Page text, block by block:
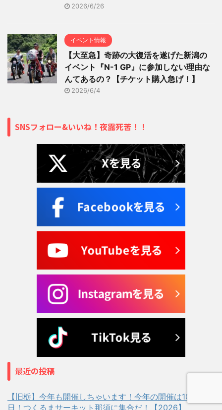
2026/6/26
イベント情報
【大至急】奇跡の大復活を遂げた新潟の
イベント『N-1 GP』に参加しない理由な
んてあるの？【チケット購入急げ！】
2026/6/4
SNSフォロー&いいね！夜露死苦！！
最近の投稿
【旧栃】今年も開催しちゃいます！今年の開催は10月4
日！つくるまサーキット那須に集合だ！【2026】